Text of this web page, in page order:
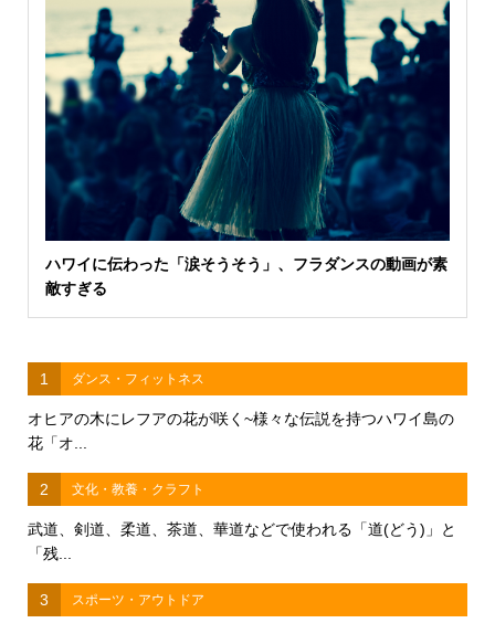
ハワイに伝わった「涙そうそう」、フラダンスの動画が素
敵すぎる
1 ダンス・フィットネス
オヒアの木にレフアの花が咲く~様々な伝説を持つハワイ島の
花「オ...
2 文化・教養・クラフト
武道、剣道、柔道、茶道、華道などで使われる「道(どう)」と
「残...
3 スポーツ・アウトドア